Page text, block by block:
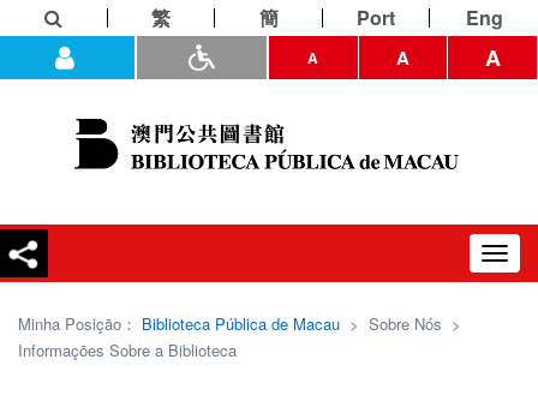
繁 簡 Port Eng
A A A
Minha Posição： Biblioteca Pública de Macau > Sobre Nós >
Informações Sobre a Biblioteca